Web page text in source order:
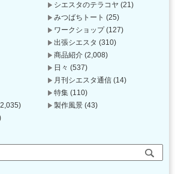
シエスタのテラコヤ (21)
みつばちトート (25)
ワークショップ(127)
出張シエスタ (310)
商品紹介 (2,008)
日々 (537)
月刊シエスタ通信 (14)
特集 (110)
製作風景 (43)